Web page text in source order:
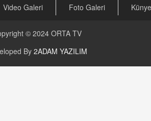
Video Galeri Foto Galeri Künye
© 2024 ORTA TV
By 2ADAM YAZILIM